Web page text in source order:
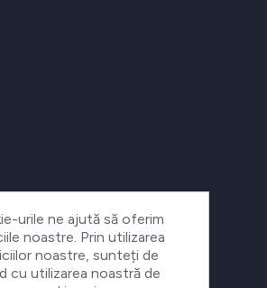
urile ne ajută să oferim
noastre. Prin utilizarea
noastre, sunteți de
cu utilizarea noastră de